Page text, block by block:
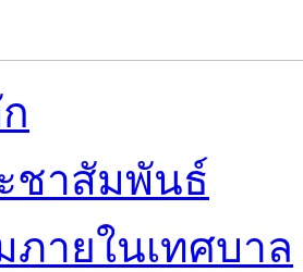
ชาสัมพันธ์
ภายในเทศบาล